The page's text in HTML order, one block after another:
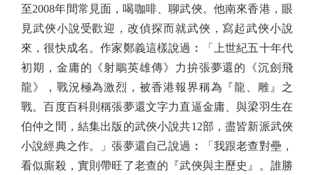
至2008年間常見面，喝咖啡、聊武俠。他南來香港，眼
見武俠小說受歡迎，改偵探而就武俠，寫起武俠小說
來，很快成名。作家鄭義這樣說過︰「上世紀五十年代
初期，金庸的《射鵰英雄傳》力拚張夢還的《沉劍飛
龍》，戰況極為激烈，被香港報界稱為『龍、雕』之
戰。百度百科則稱張夢還文字力直逼金庸、與梁羽生在
伯仲之間，結集出版的武俠小說共12部，盡皆新派武俠
小說經典之作。」張夢還自己說過︰「我跟老查對壘，
看似廝殺，實則帶旺了老查的『武俠與主歷史』。誰勝